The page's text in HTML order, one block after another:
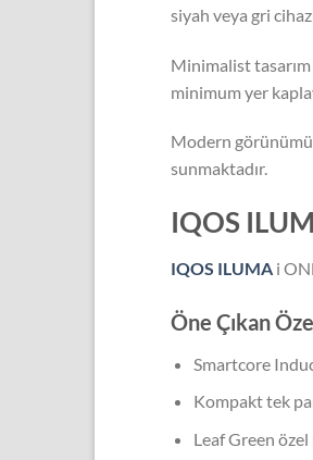
siyah veya gri
Minimalist tasarım
minimum yer
Modern görünümü
sunmaktadır.
IQOS
IQOS ILUMA i
Öne Çıkan
Smartcore
Kompakt tek
Leaf Green